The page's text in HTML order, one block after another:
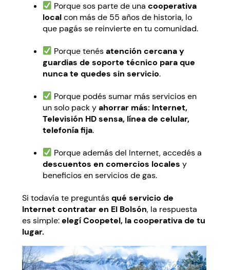
Porque sos parte de unacooperativa
localcon más de 55 años de historia, lo
que pagás se reinvierte en tu comunidad.
Porque tenésatención cercana y
guardias de soporte técnico para que
nunca te quedes sin servicio.
Porque podés sumar más servicios en
un solo pack yahorrar más: Internet,
Televisión HD sensa, línea de celular,
telefonía fija.
Porque además del Internet, accedés a
descuentos en comercios locales y
beneficios en servicios de gas.
Si todavía te preguntásqué servicio de
Internet contratar en El Bolsón, la respuesta
es simple:elegí Coopetel, la cooperativa de tu
lugar.